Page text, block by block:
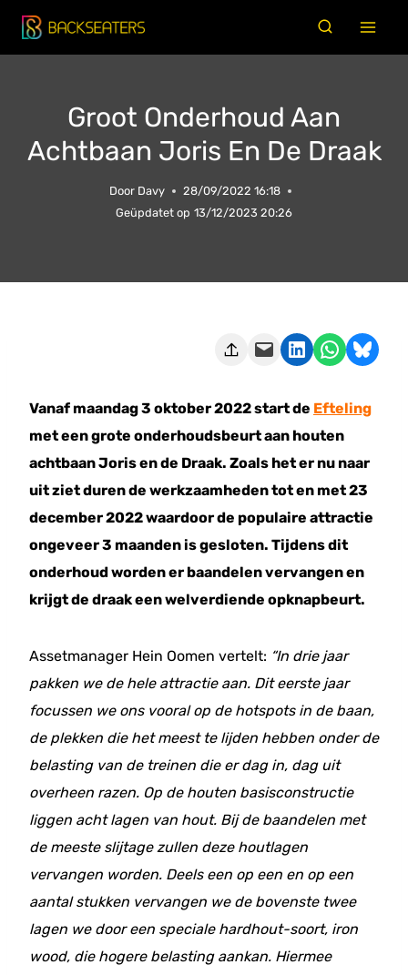
Doorgaan
naar
Groot Onderhoud Aan
Achtbaan Joris En De Draak
Door Davy
28/09/2022 16:18
Geüpdatet op 13/12/2023 20:26
Deze pagina e-mailen Delen op LinkedIn Delen via WhatsApp Share on Bluesky
Vanaf maandag 3 oktober 2022 start de Efteling
met een grote onderhoudsbeurt aan houten
achtbaan Joris en de Draak. Zoals het er nu naar
uit ziet duren de werkzaamheden tot en met 23
december 2022 waardoor de populaire attractie
ongeveer 3 maanden is gesloten. Tijdens dit
onderhoud worden er baandelen vervangen en
krijgt de draak een welverdiende opknapbeurt.
Assetmanager Hein Oomen vertelt: “In drie jaar
pakken we de hele attractie aan. Dit eerste jaar
focussen we ons vooral op de hotspots in de baan,
de plekken die het meest te lijden hebben onder de
belasting van de treinen die er dag in, dag uit
overheen razen. Op de houten basisconstructie
liggen acht lagen van hout. Bij de baandelen met
de meeste slijtage zullen deze houtlagen
vervangen worden. Deels een op een en op een
aantal stukken vervangen we de bovenste twee
lagen we door een speciale hardhout-soort, iron
wood, die hogere belasting aankan. Hiermee